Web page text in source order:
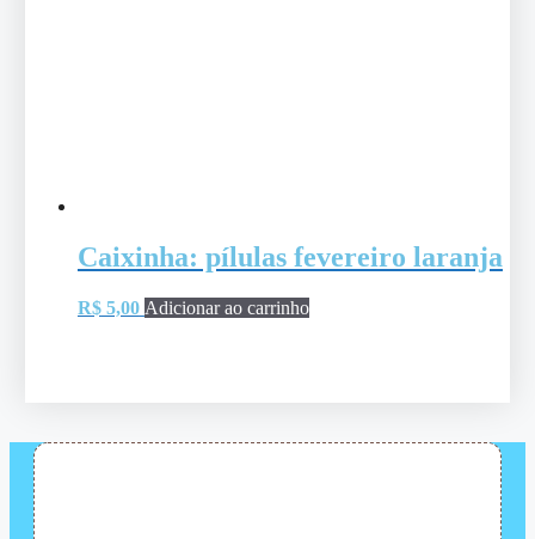
Caixinha: pílulas fevereiro laranja
R$5,00 Adicionar ao carrinho